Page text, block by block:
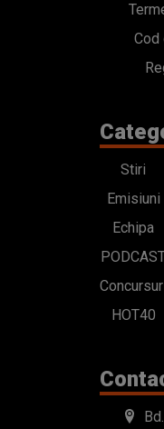
Cod
Stiri
Emisiuni
Echipa
HOT40